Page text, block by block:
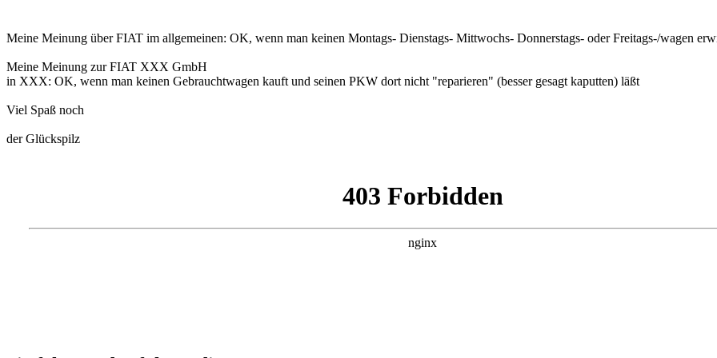
Meine Meinung über FIAT im allgemeinen: OK, wenn man keinen Montags- Dienstags- Mittwochs- Donnerstags- oder Freitags-/wagen
Meine Meinung zur FIAT XXX GmbH
in XXX: OK, wenn man keinen Gebrauchtwagen kauft und seinen PKW dort nicht "reparieren" (besser gesagt kaputten) läßt
Viel Spaß noch
der Glückspilz